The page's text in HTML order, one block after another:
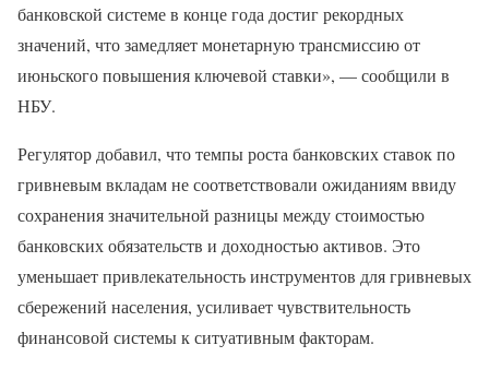
банковской системе в конце года достиг рекордных
значений, что замедляет монетарную трансмиссию от
июньского повышения ключевой ставки», — сообщили в
НБУ.
Регулятор добавил, что темпы роста банковских ставок по
гривневым вкладам не соответствовали ожиданиям ввиду
сохранения значительной разницы между стоимостью
банковских обязательств и доходностью активов. Это
уменьшает привлекательность инструментов для гривневых
сбережений населения, усиливает чувствительность
финансовой системы к ситуативным факторам.